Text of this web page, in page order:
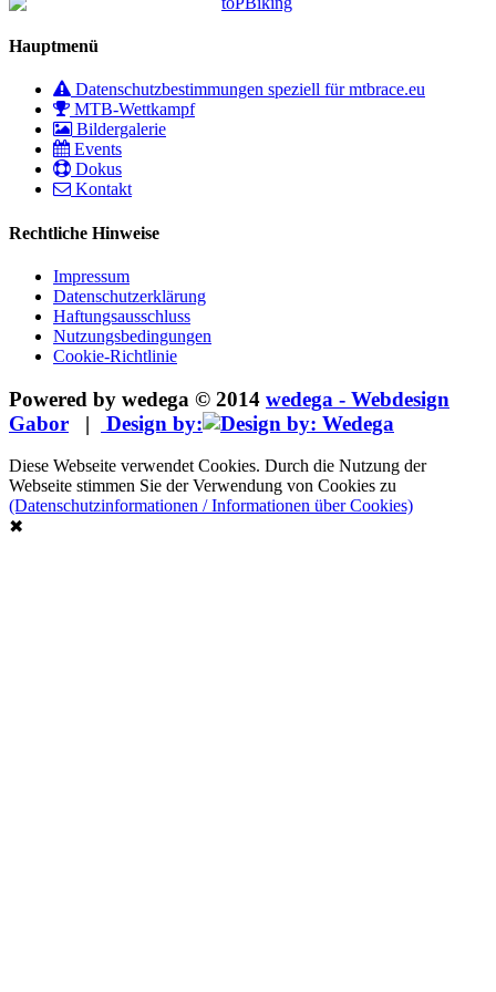
Hauptmenü
Datenschutzbestimmungen speziell für mtbrace.eu
MTB-Wettkampf
Bildergalerie
Events
Dokus
Kontakt
Rechtliche Hinweise
Impressum
Datenschutzerklärung
Haftungsausschluss
Nutzungsbedingungen
Cookie-Richtlinie
Powered by wedega © 2014 wedega - Webdesign
Gabor | Design by:
Diese Webseite verwendet Cookies. Durch die Nutzung der
Webseite stimmen Sie der Verwendung von Cookies zu
(Datenschutzinformationen / Informationen über Cookies)
✖